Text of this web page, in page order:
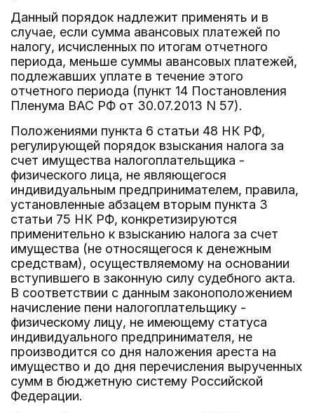
Данный порядок надлежит применять и в
случае, если сумма авансовых платежей по
налогу, исчисленных по итогам отчетного
периода, меньше суммы авансовых платежей,
подлежавших уплате в течение этого
отчетного периода (пункт 14 Постановления
Пленума ВАС РФ от 30.07.2013 N 57).
Положениями пункта 6 статьи 48 НК РФ,
регулирующей порядок взыскания налога за
счет имущества налогоплательщика -
физического лица, не являющегося
индивидуальным предпринимателем, правила,
установленные абзацем вторым пункта 3
статьи 75 НК РФ, конкретизируются
применительно к взысканию налога за счет
имущества (не относящегося к денежным
средствам), осуществляемому на основании
вступившего в законную силу судебного акта.
В соответствии с данным законоположением
начисление пени налогоплательщику -
физическому лицу, не имеющему статуса
индивидуального предпринимателя, не
производится со дня наложения ареста на
имущество и до дня перечисления вырученных
сумм в бюджетную систему Российской
Федерации.